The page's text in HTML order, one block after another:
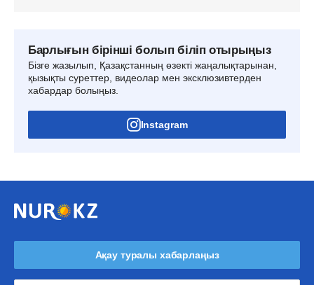
Барлығын бірінші болып біліп отырыңыз
Бізге жазылып, Қазақстанның өзекті жаңалықтарынан,
қызықты суреттер, видеолар мен эксклюзивтерден
хабардар болыңыз.
Instagram
Ақау туралы хабарлаңыз